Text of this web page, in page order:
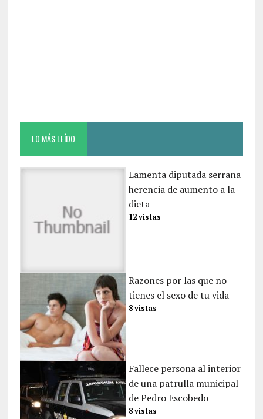
LO MÁS LEÍDO
Lamenta diputada serrana
herencia de aumento a la
dieta
12 vistas
Razones por las que no
tienes el sexo de tu vida
8 vistas
Fallece persona al interior
de una patrulla municipal
de Pedro Escobedo
8 vistas